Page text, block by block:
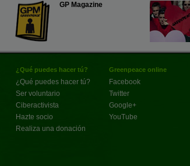
GP Magazine
¿Qué puedes hacer tú?
¿Qué puedes hacer tú?
Ser voluntario
Ciberactivista
Hazte socio
Realiza una donación
Greenpeace online
Facebook
Twitter
Google+
YouTube